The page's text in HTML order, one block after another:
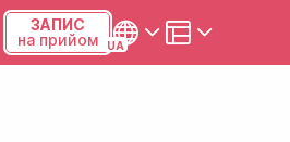
ЗАПИС
на прийом